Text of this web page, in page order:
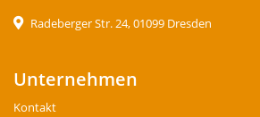
Radeberger Str. 24, 01099 Dresden
Unternehmen
Kontakt